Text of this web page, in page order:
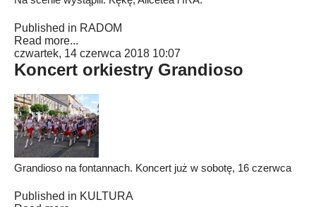
Published in RADOM
Read more...
czwartek, 14 czerwca 2018 10:07
Koncert orkiestry Grandioso
Grandioso na fontannach. Koncert już w sobotę, 16 czerwca
Published in KULTURA